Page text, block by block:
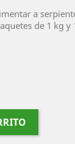
a
de 1 kg y